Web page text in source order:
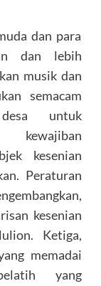
dan para
dan lebih
musik dan
semacam
untuk
kesenian
Peraturan
kesenian
Ketiga,
memadai
yang